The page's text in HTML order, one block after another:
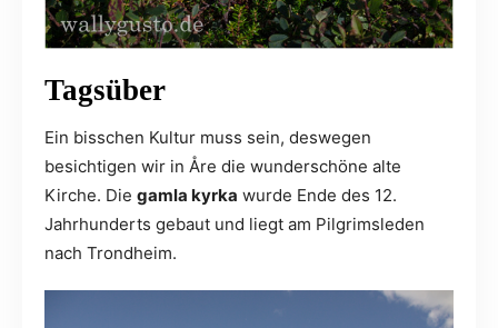
Tagsüber
Ein bisschen Kultur muss sein, deswegen
besichtigen wir in Åre die wunderschöne alte
Kirche. Die gamla kyrka wurde Ende des 12.
Jahrhunderts gebaut und liegt am Pilgrimsleden
nach Trondheim.